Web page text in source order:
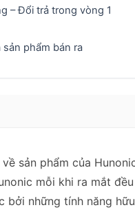
– Đổi trả trong vòng 1
phẩm bán ra
sản phẩm của
mỗi khi ra mắt
bởi những tính năng